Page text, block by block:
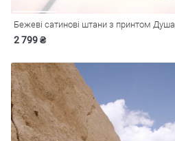
Окуляри
Панами
Бежеві сатинові штани з принтом Душа
2 799 ₴